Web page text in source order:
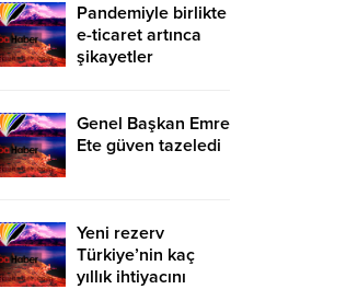
Pandemiyle birlikte
e-ticaret artınca
şikayetler
Genel Başkan Emre
Ete güven tazeledi
Yeni rezerv
Türkiye’nin kaç
yıllık ihtiyacını